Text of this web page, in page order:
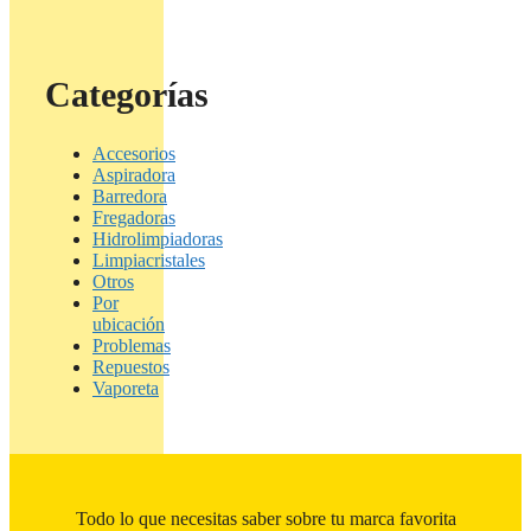
Categorías
Accesorios
Aspiradora
Barredora
Fregadoras
Hidrolimpiadoras
Limpiacristales
Otros
Por
ubicación
Problemas
Repuestos
Vaporeta
Todo lo que necesitas saber sobre tu marca favorita